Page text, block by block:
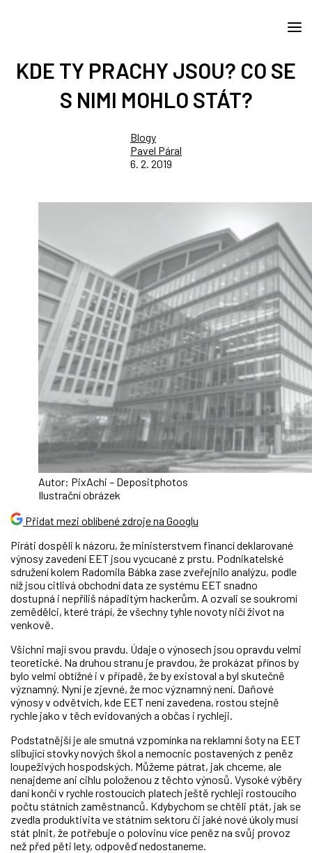
KDE TY PRACHY JSOU? CO SE
S NIMI MOHLO STÁT?
Blogy
Pavel Páral
6. 2. 2019
Autor: PixAchi – Depositphotos
Ilustrační obrázek
Přidat mezi oblíbené zdroje na Googlu
Piráti dospěli k názoru, že ministerstvem financí deklarované
výnosy zavedení EET jsou vycucané z prstu. Podnikatelské
sdružení kolem Radomila Bábka zase zveřejnilo analýzu, podle
níž jsou citlivá obchodní data ze systému EET snadno
dostupná i nepříliš nápaditým hackerům. A ozvali se soukromí
zemědělci, které trápí, že všechny tyhle novoty ničí život na
venkově.
Všichni mají svou pravdu. Údaje o výnosech jsou opravdu velmi
teoretické. Na druhou stranu je pravdou, že prokázat přínos by
bylo velmi obtížné i v případě, že by existoval a byl skutečně
významný. Nyní je zjevné, že moc významný není. Daňové
výnosy v odvětvích, kde EET není zavedena, rostou stejně
rychle jako v těch evidovaných a občas i rychleji.
Podstatnější je ale smutná vzpomínka na reklamní šoty na EET
slibující stovky nových škol a nemocnic postavených z peněz
loupeživých hospodských. Můžeme pátrat, jak chceme, ale
nenajdeme ani cihlu položenou z těchto výnosů. Vysoké výběry
daní končí v rychle rostoucích platech ještě rychleji rostoucího
počtu státních zaměstnanců. Kdybychom se chtěli ptát, jak se
zvedla produktivita ve státním sektoru či jaké nové úkoly musí
stát plnit, že potřebuje o polovinu více peněz na svůj provoz
než před pěti lety, odpověď nedostaneme.